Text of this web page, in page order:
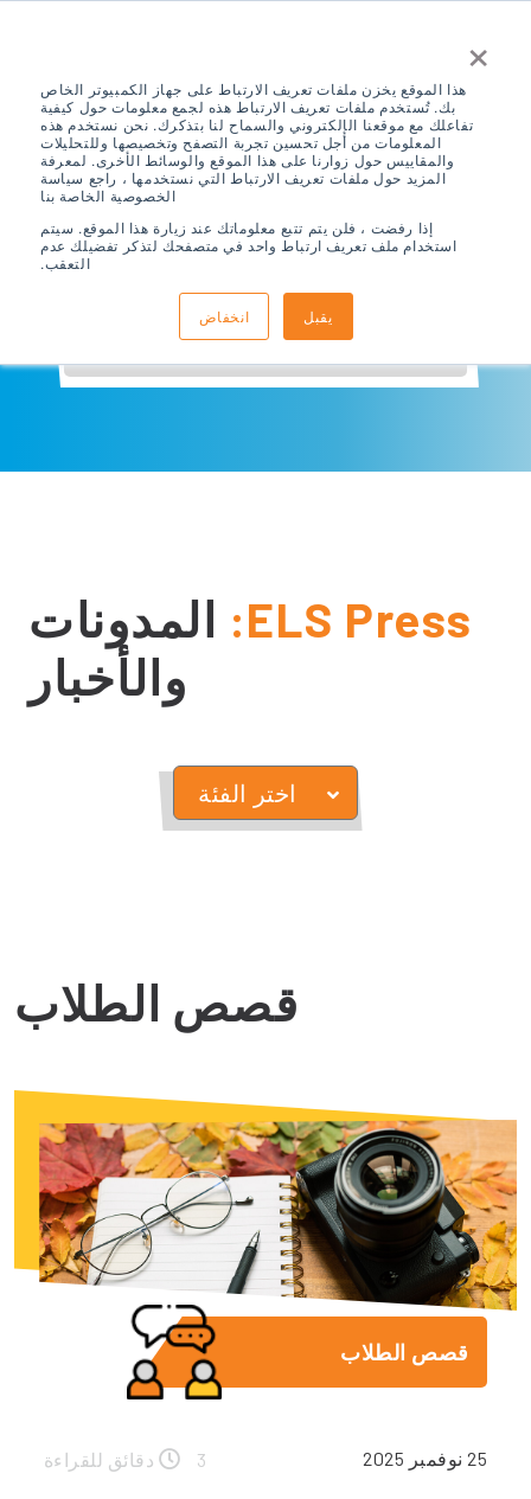
×
هذا الموقع يخزن ملفات تعريف الارتباط على جهاز الكمبيوتر الخاص
بك. تُستخدم ملفات تعريف الارتباط هذه لجمع معلومات حول كيفية
تفاعلك مع موقعنا الإلكتروني والسماح لنا بتذكرك. نحن نستخدم هذه
المعلومات من أجل تحسين تجربة التصفح وتخصيصها وللتحليلات
والمقاييس حول زوارنا على هذا الموقع والوسائط الأخرى. لمعرفة
المزيد حول ملفات تعريف الارتباط التي نستخدمها ، راجع سياسة
الخصوصية الخاصة بنا
إذا رفضت ، فلن يتم تتبع معلوماتك عند زيارة هذا الموقع. سيتم
استخدام ملف تعريف ارتباط واحد في متصفحك لتذكر تفضيلك عدم
التعقب.
يقبل انخفاض
ما الذي تبحث عنه؟
ELS Press:
المدونات
والأخبار
اختر الفئة
قصص الطلاب
قصص الطلاب
25 نوفمبر 2025 3 دقائق للقراءة